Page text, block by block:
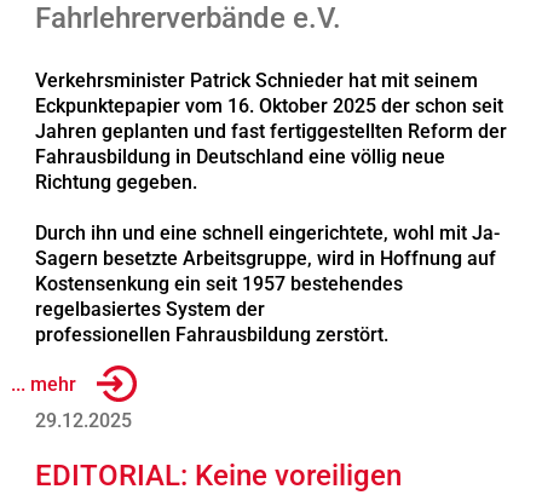
Fahrlehrerverbände e.V.
Verkehrsminister Patrick Schnieder hat mit seinem
Eckpunktepapier vom 16. Oktober 2025 der schon seit
Jahren geplanten und fast fertiggestellten Reform der
Fahrausbildung in Deutschland eine völlig neue
Richtung gegeben.
Durch ihn und eine schnell eingerichtete, wohl mit Ja-
Sagern besetzte Arbeitsgruppe, wird in Hoffnung auf
Kostensenkung ein seit 1957 bestehendes
regelbasiertes System der
professionellen Fahrausbildung zerstört.
... mehr
29.12.2025
EDITORIAL: Keine voreiligen